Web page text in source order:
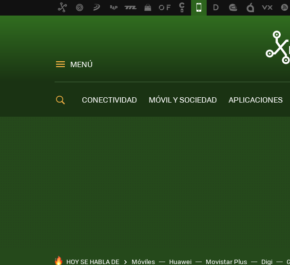
MENÚ
CONECTIVIDAD MÓVIL Y SOCIEDAD APLICACIONES
HOY SE HABLA DE Móviles Huawei Movistar Plus Digi